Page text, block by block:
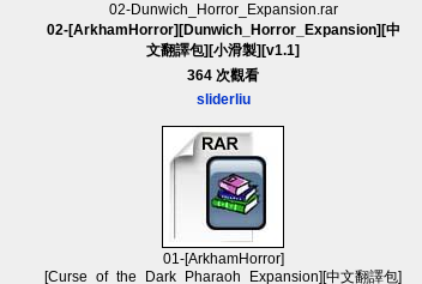
02-Dunwich_Horror_Expansion.rar
02-[ArkhamHorror][Dunwich_Horror_Expansion][中
文翻譯包][小滑製][v1.1]
364 次觀看
sliderliu
01-[ArkhamHorror]
[Curse_of_the_Dark_Pharaoh_Expansion][中文翻譯包]